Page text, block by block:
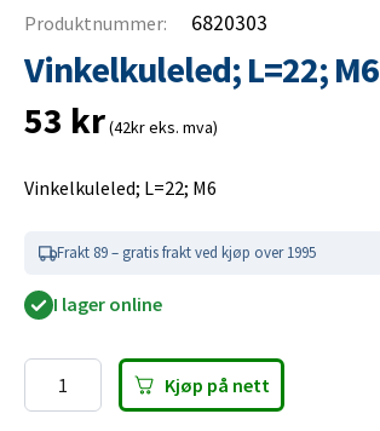
Produktnummer: 6820303
Vinkelkuleled; L=22; M6
53 kr(42kr eks. mva)
Vinkelkuleled; L=22; M6
Frakt 89 – gratis frakt ved kjøp over 1995
I lager online
Vinkelkuleled;
Kjøp på nett